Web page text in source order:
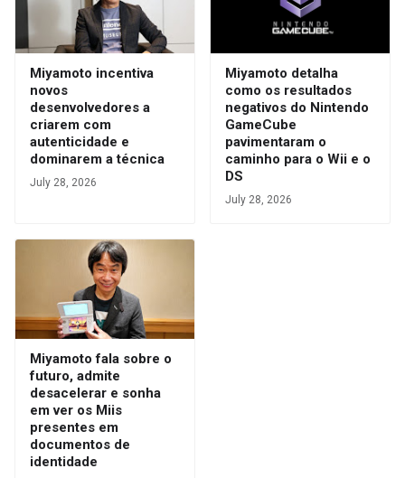
Miyamoto incentiva
novos
desenvolvedores a
criarem com
autenticidade e
dominarem a técnica
July 28, 2026
Miyamoto detalha
como os resultados
negativos do Nintendo
GameCube
pavimentaram o
caminho para o Wii e o
DS
July 28, 2026
Miyamoto fala sobre o
futuro, admite
desacelerar e sonha
em ver os Miis
presentes em
documentos de
identidade